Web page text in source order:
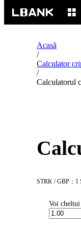
Acasă
/
Calculator
/
Calculatorul
STRK / GBP：1
Voi cheltui